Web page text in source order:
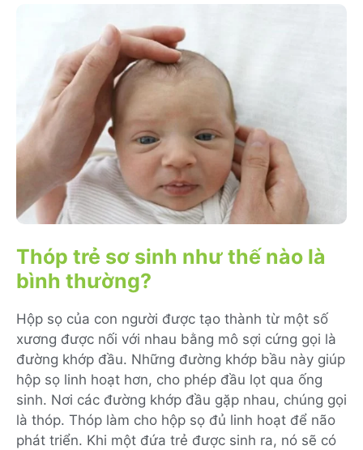
Thóp trẻ sơ sinh như thế nào là
bình thường?
Hộp sọ của con người được tạo thành từ một số
xương được nối với nhau bằng mô sợi cứng gọi là
đường khớp đầu. Những đường khớp bầu này giúp
hộp sọ linh hoạt hơn, cho phép đầu lọt qua ống
sinh. Nơi các đường khớp đầu gặp nhau, chúng gọi
là thóp. Thóp làm cho hộp sọ đủ linh hoạt để não
phát triển. Khi một đứa trẻ được sinh ra, nó sẽ có